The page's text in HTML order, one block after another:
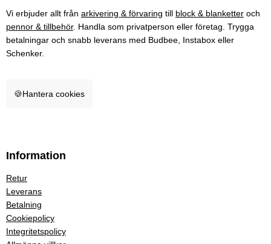
Vi erbjuder allt från arkivering & förvaring till block & blanketter och
pennor & tillbehör. Handla som privatperson eller företag. Trygga
betalningar och snabb leverans med Budbee, Instabox eller
Schenker.
🍪Hantera cookies
Information
Retur
Leverans
Betalning
Cookiepolicy
Integritetspolicy